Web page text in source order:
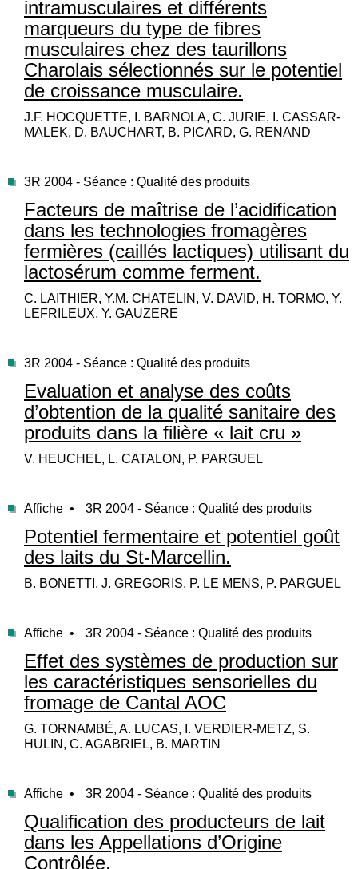
intramusculaires et différents
marqueurs du type de fibres
musculaires chez des taurillons
Charolais sélectionnés sur le potentiel
de croissance musculaire.
J.F. HOCQUETTE, I. BARNOLA, C. JURIE, I. CASSAR-
MALEK, D. BAUCHART, B. PICARD, G. RENAND
3R 2004 - Séance : Qualité des produits
Facteurs de maîtrise de l’acidification
dans les technologies fromagères
fermières (caillés lactiques) utilisant du
lactosérum comme ferment.
C. LAITHIER, Y.M. CHATELIN, V. DAVID, H. TORMO, Y.
LEFRILEUX, Y. GAUZERE
3R 2004 - Séance : Qualité des produits
Evaluation et analyse des coûts
d’obtention de la qualité sanitaire des
produits dans la filière « lait cru »
V. HEUCHEL, L. CATALON, P. PARGUEL
Affiche • 3R 2004 - Séance : Qualité des produits
Potentiel fermentaire et potentiel goût
des laits du St-Marcellin.
B. BONETTI, J. GREGORIS, P. LE MENS, P. PARGUEL
Affiche • 3R 2004 - Séance : Qualité des produits
Effet des systèmes de production sur
les caractéristiques sensorielles du
fromage de Cantal AOC
G. TORNAMBÉ, A. LUCAS, I. VERDIER-METZ, S.
HULIN, C. AGABRIEL, B. MARTIN
Affiche • 3R 2004 - Séance : Qualité des produits
Qualification des producteurs de lait
dans les Appellations d’Origine
Contrôlée.